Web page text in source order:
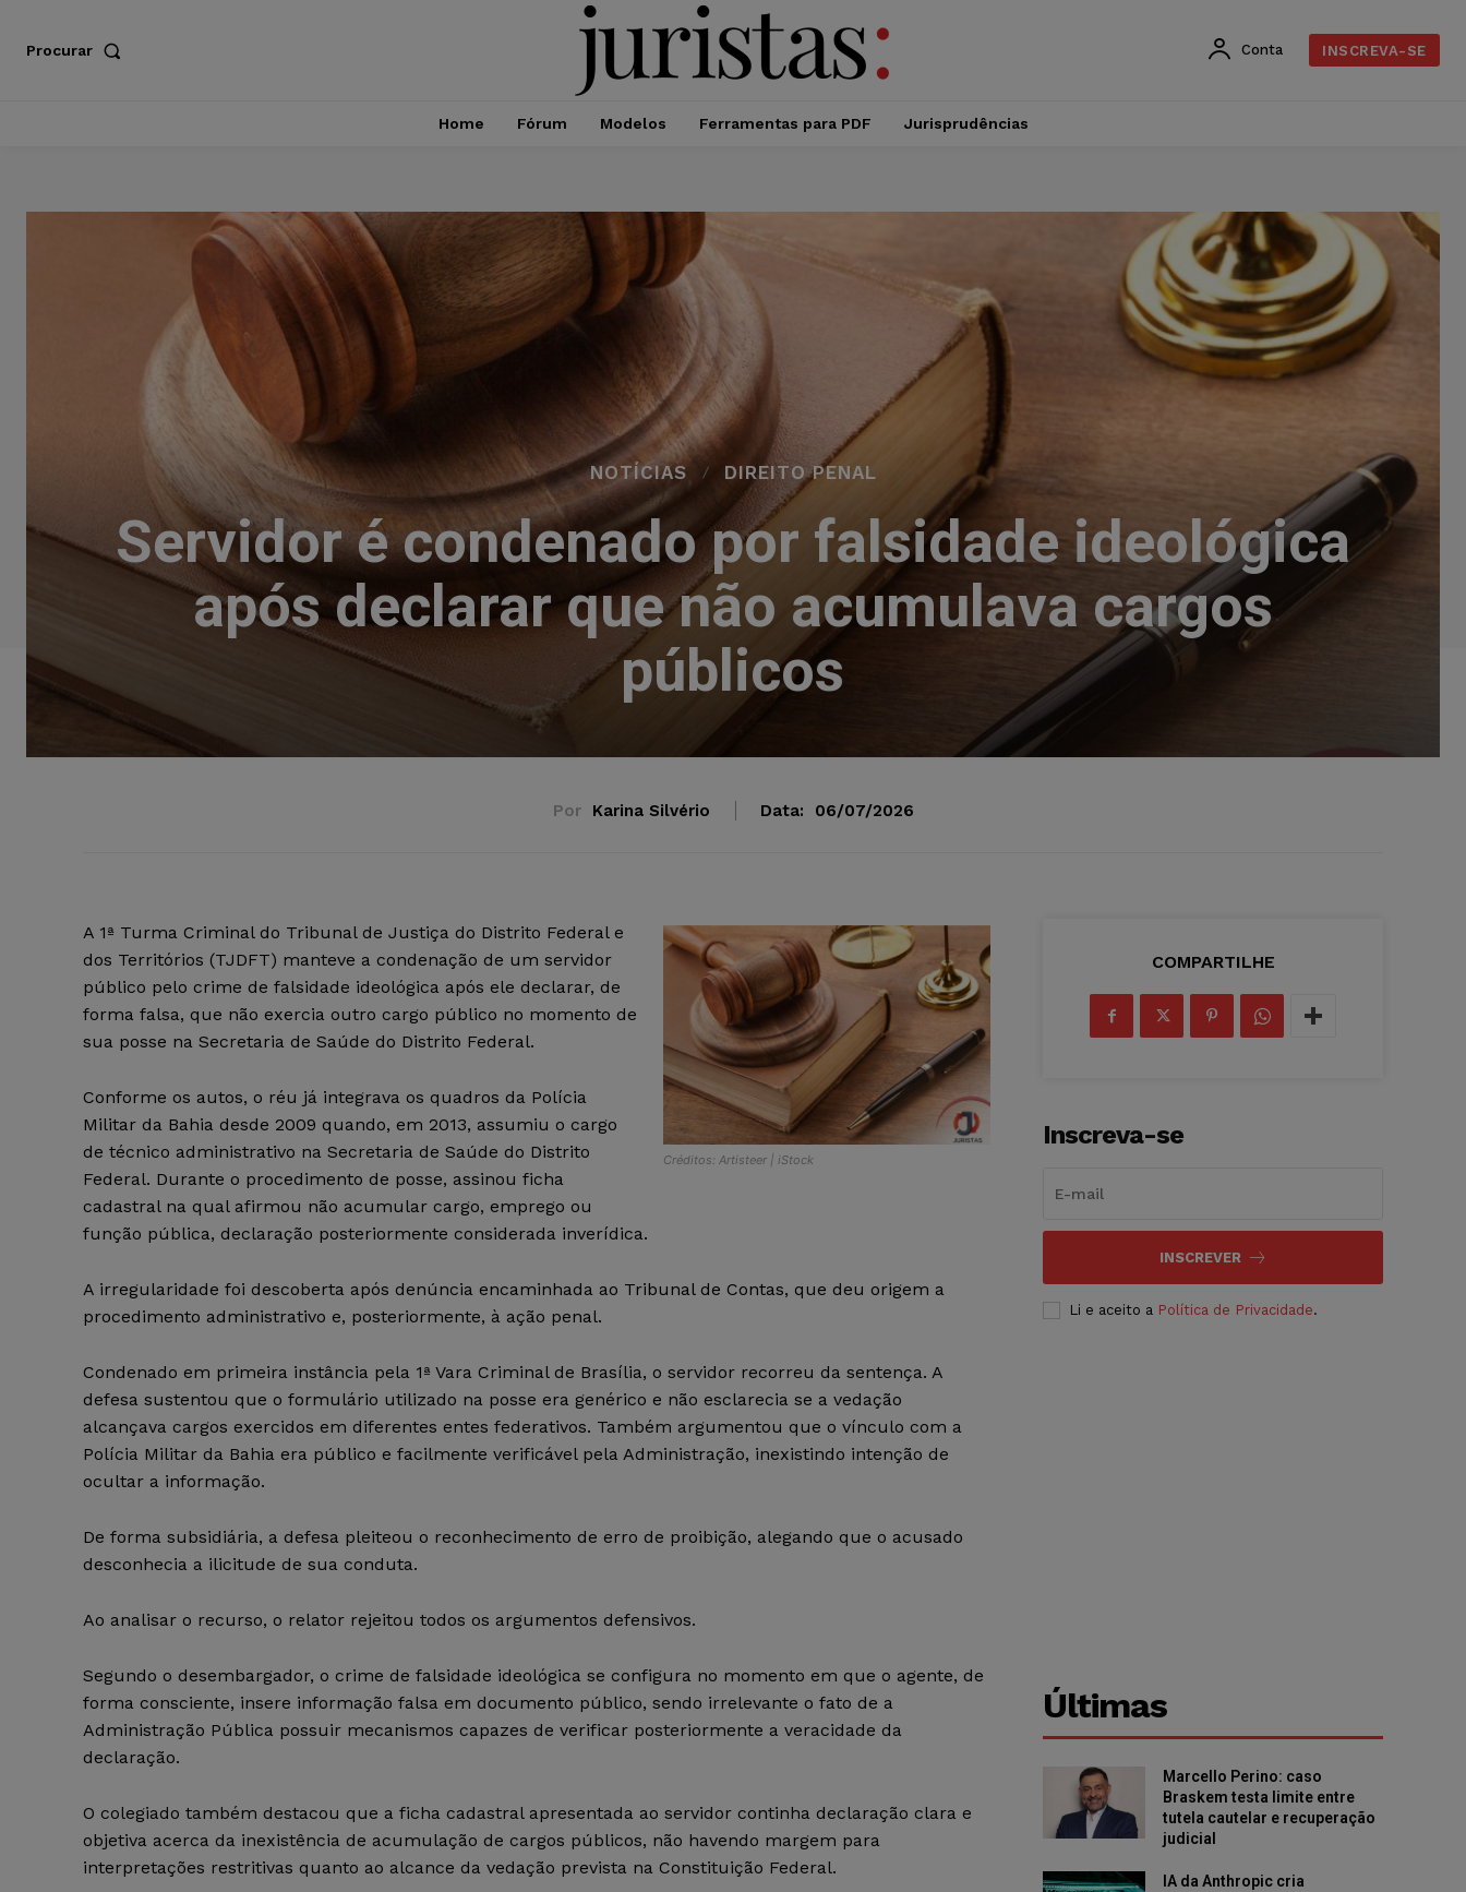
Procurar Conta INSCREVA-SE
Home Fórum Modelos Ferramentas para PDF Jurisprudências
NOTÍCIAS DIREITO PENAL
Servidor é condenado por falsidade ideológica
após declarar que não acumulava cargos
públicos
Por Karina Silvério Data: 06/07/2026
Créditos: Artisteer | iStock
A 1ª Turma Criminal do Tribunal de Justiça do Distrito Federal e
dos Territórios (TJDFT) manteve a condenação de um servidor
público pelo crime de falsidade ideológica após ele declarar, de
forma falsa, que não exercia outro cargo público no momento de
sua posse na Secretaria de Saúde do Distrito Federal.
Conforme os autos, o réu já integrava os quadros da Polícia
Militar da Bahia desde 2009 quando, em 2013, assumiu o cargo
de técnico administrativo na Secretaria de Saúde do Distrito
Federal. Durante o procedimento de posse, assinou ficha
cadastral na qual afirmou não acumular cargo, emprego ou
função pública, declaração posteriormente considerada inverídica.
A irregularidade foi descoberta após denúncia encaminhada ao Tribunal de Contas, que deu origem a
procedimento administrativo e, posteriormente, à ação penal.
Condenado em primeira instância pela 1ª Vara Criminal de Brasília, o servidor recorreu da sentença. A
defesa sustentou que o formulário utilizado na posse era genérico e não esclarecia se a vedação
alcançava cargos exercidos em diferentes entes federativos. Também argumentou que o vínculo com a
Polícia Militar da Bahia era público e facilmente verificável pela Administração, inexistindo intenção de
ocultar a informação.
De forma subsidiária, a defesa pleiteou o reconhecimento de erro de proibição, alegando que o acusado
desconhecia a ilicitude de sua conduta.
Ao analisar o recurso, o relator rejeitou todos os argumentos defensivos.
Segundo o desembargador, o crime de falsidade ideológica se configura no momento em que o agente, de
forma consciente, insere informação falsa em documento público, sendo irrelevante o fato de a
Administração Pública possuir mecanismos capazes de verificar posteriormente a veracidade da
declaração.
O colegiado também destacou que a ficha cadastral apresentada ao servidor continha declaração clara e
objetiva acerca da inexistência de acumulação de cargos públicos, não havendo margem para
interpretações restritivas quanto ao alcance da vedação prevista na Constituição Federal.
COMPARTILHE
Inscreva-se
INSCREVER
Li e aceito a Política de Privacidade.
Últimas
Marcello Perino: caso
Braskem testa limite entre
tutela cautelar e recuperação
judicial
IA da Anthropic cria